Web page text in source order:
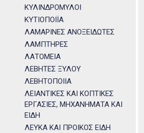
ΚΥΛΙΝΔΡΟΜΥΛΟΙ
ΚΥΤΙΟΠΟΙΪΑ
ΛΑΜΑΡΙΝΕΣ ΑΝΟΞΕΙΔΩΤΕΣ
ΛΑΜΠΤΗΡΕΣ
ΛΑΤΟΜΕΙΑ
ΛΕΒΗΤΕΣ ΞΥΛΟΥ
ΛΕΒΗΤΟΠΟΙΙΑ
ΛΕΙΑΝΤΙΚΕΣ ΚΑΙ ΚΟΠΤΙΚΕΣ
ΕΡΓΑΣΙΕΣ, ΜΗΧΑΝΗΜΑΤΑ ΚΑΙ
ΕΙΔΗ
ΛΕΥΚΑ ΚΑΙ ΠΡΟΙΚΟΣ ΕΙΔΗ